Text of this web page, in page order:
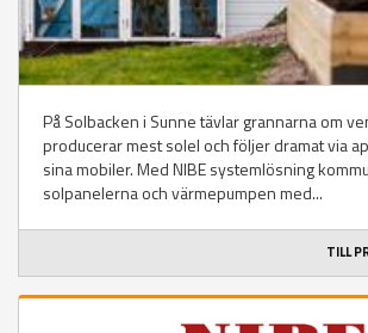
På Solbacken i Sunne tävlar grannarna om
producerar mest solel och följer dramat via
sina mobiler. Med NIBE systemlösning
solpanelerna och värmepumpen med...
TILL